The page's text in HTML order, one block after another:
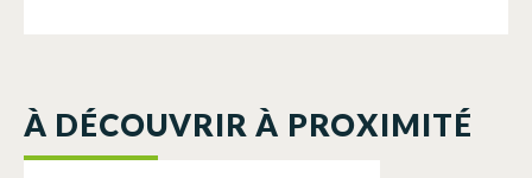
À DÉCOUVRIR À PROXIMITÉ